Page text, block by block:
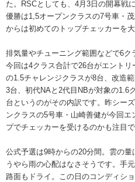
た。RSCとしても、4月3日の開幕戦
優勝は1,5オープンクラスの7号車・
からは初めてのトップチェッカーを
排気量やチューニング範囲などで6ク
今回は4クラス合計で26台がエント
の1.5チャレンジクラスが8台、改造
3台、初代NAと2代目NBが対象の1.6
台というのがその内訳です。昨シー
ンクラスの5号車・山崎善健が今回
プでチェッカーを受けるのかも注目で
公式予選は9時からの20分間。雲の
うやら雨の心配はなさそうです。手
路面もドライ。この日のコンディシ